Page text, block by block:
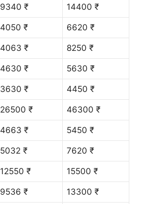
9340 ₹ 14400 ₹
4050 ₹ 6620 ₹
4063 ₹ 8250 ₹
4630 ₹ 5630 ₹
3630 ₹ 4450 ₹
26500 ₹ 46300 ₹
4663 ₹ 5450 ₹
5032 ₹ 7620 ₹
12550 ₹ 15500 ₹
9536 ₹ 13300 ₹